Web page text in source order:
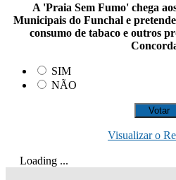
A 'Praia Sem Fumo' chega
Municipais do Funchal e
consumo de tabaco e outros
SIM
NÃO
Visualizar o
Loading ...